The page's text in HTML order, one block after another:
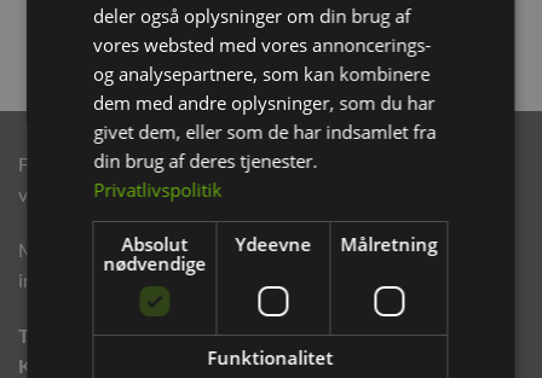
TILFØJ TIL KURV
Følg os på de sociale medier, hvor du kan se vores nyeste
varer og gode tilbud.
Modtag eksklusive e-mails med rabatter og produkt
informationer.
TILMELD NYHEDSBREV
KLIK HER.
deler også oplysninger om din brug af
vores websted med vores annoncerings-
og analysepartnere, som kan kombinere
dem med andre oplysninger, som du har
givet dem, eller som de har indsamlet fra
din brug af deres tjenester.
Privatlivspolitik
Absolut
nødvendige
Ydeevne Målretning
Funktionalitet